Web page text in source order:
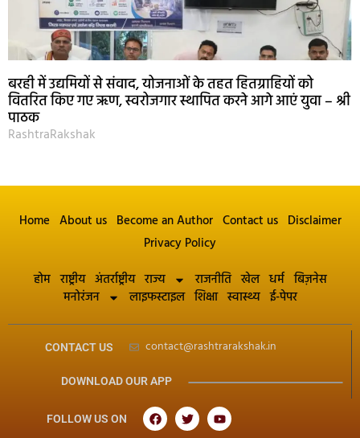
बरही में उद्यमियों से संवाद, योजनाओं के तहत हितग्राहियों को
वितरित किए गए ऋण, स्वरोजगार स्थापित करने आगे आएं युवा – श्री
पाठक
RashtraRakshak
Home About us Become an Author Contact us Disclaimer
Privacy Policy
होम राष्ट्रीय अंतर्राष्ट्रीय राज्य राजनीति खेल धर्म बिज़नेस
मनोरंजन
लाइफस्टाइल शिक्षा स्वास्थ्य ई-पेपर
CONTACT US contact@rashtrarakshak.in
DOWNLOAD OUR APP
FOLLOW US ON